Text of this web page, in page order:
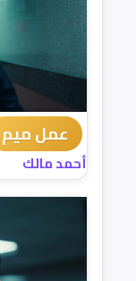
عمل ميم
أحمد مالك